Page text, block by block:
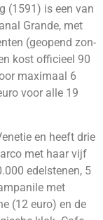
(1591) is een van
Grande, met
(geopend zon-
kost officieel 90
maximaal 6
voor alle 19
en heeft drie
met haar vijf
edelstenen, 5
met
(12 euro) en de